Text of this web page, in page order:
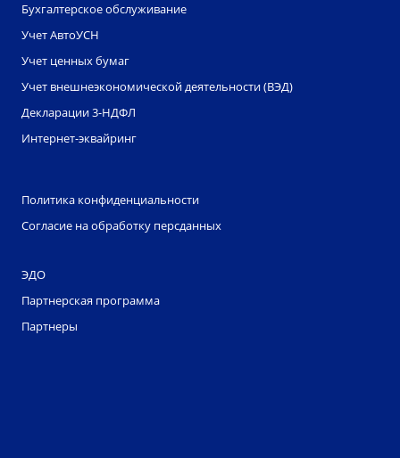
Бухгалтерское обслуживание
Учет АвтоУСН
Учет ценных бумаг
Учет внешнеэкономической деятельности (ВЭД)
Декларации 3-НДФЛ
Интернет-эквайринг
Политика конфиденциальности
Согласие на обработку персданных
ЭДО
Партнерская программа
Партнеры